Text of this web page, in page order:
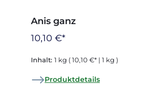
Anis ganz
10,10 €*
Inhalt: 1 kg ( 10,10 €* | 1 kg )
Produktdetails